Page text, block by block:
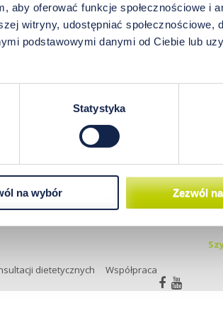
oferować funkcje społecznościowe i
witryny, udostępniać społecznościowe,
podstawowymi danymi od Ciebie lub
Statystyka
na wybór Zezwól
dieta keto? Czy to tylko kolejny
tajniki diety ketogenicznej,
jest przez laboratorium Mineralco
dietetycznych
Współpraca